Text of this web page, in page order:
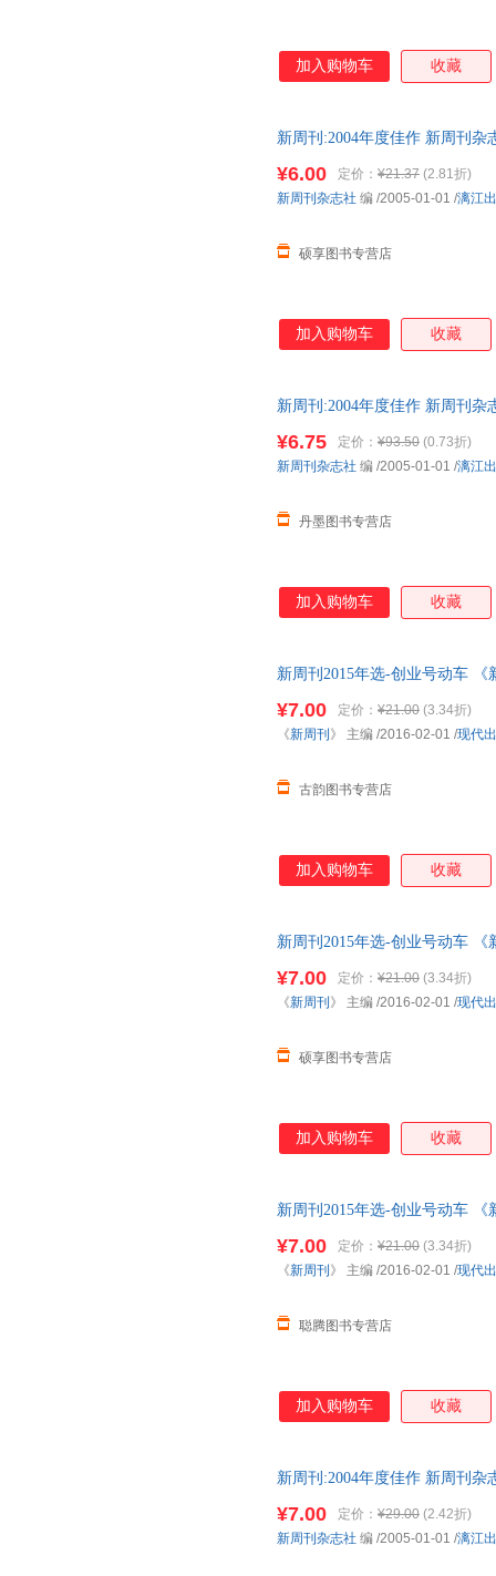
加入购物车 收藏
新周刊:2004年度佳作 新周刊
¥6.00 定价： ¥21.37 (2.81折)
硕享图书专营店
新周刊杂志社 编 /2005-01-01 /漓江
加入购物车 收藏
新周刊:2004年度佳作 新周刊杂
¥6.75 定价： ¥93.50 (0.73折)
丹墨图书专营店
新周刊杂志社 编 /2005-01-01 /漓江
加入购物车 收藏
新周刊2015年选-创业号动车
¥7.00 定价： ¥21.00 (3.34折)
古韵图书专营店
《新周刊 》 主编 /2016-02-01 /现代
加入购物车 收藏
新周刊2015年选-创业号动车
¥7.00 定价： ¥21.00 (3.34折)
硕享图书专营店
《新周刊 》 主编 /2016-02-01 /现代
加入购物车 收藏
新周刊2015年选-创业号动车
¥7.00 定价： ¥21.00 (3.34折)
聪腾图书专营店
《新周刊 》 主编 /2016-02-01 /现代
加入购物车 收藏
新周刊:2004年度佳作 新周刊
¥7.00 定价： ¥29.00 (2.42折)
新周刊杂志社 编 /2005-01-01 /漓江